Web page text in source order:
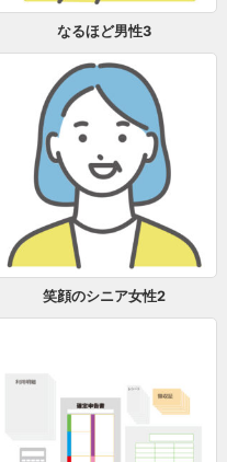
なるほど男性3
笑顔のシニア女性2